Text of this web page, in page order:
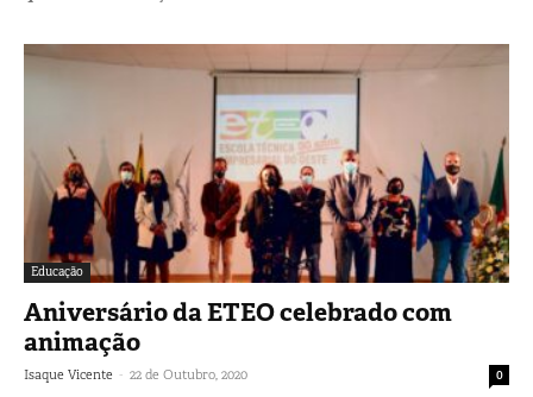
Educação
Aniversário da ETEO celebrado com
animação
Isaque Vicente - 22 de Outubro, 2020 0